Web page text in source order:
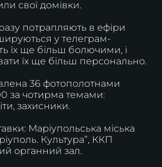
свої домівки.
потрапляють в ефіри
у телеграм-
їх ще більш болючими, і
їх ще більш персонально.
36 фотополотнами
за чотирма темами:
захисники.
Маріупольська міська
Культура”, ККП
органний зал.